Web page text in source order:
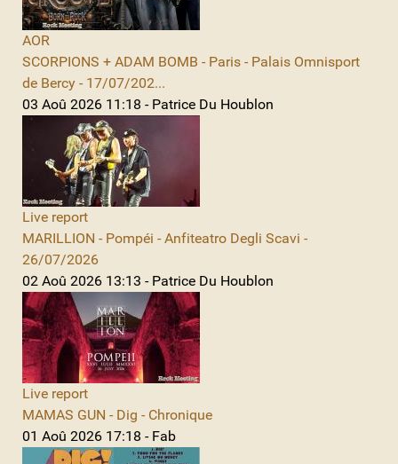
AOR
SCORPIONS + ADAM BOMB - Paris - Palais Omnisport
de Bercy - 17/07/202...
03 Aoû 2026 11:18 - Patrice Du Houblon
Live report
MARILLION - Pompéi - Anfiteatro Degli Scavi -
26/07/2026
02 Aoû 2026 13:13 - Patrice Du Houblon
Live report
MAMAS GUN - Dig - Chronique
01 Aoû 2026 17:18 - Fab